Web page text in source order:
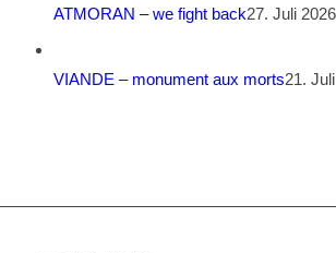
ATMORAN – we fight back27. Juli
VIANDE – monument aux morts21.